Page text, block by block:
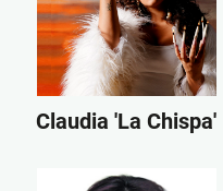
Claudia 'La Chispa'